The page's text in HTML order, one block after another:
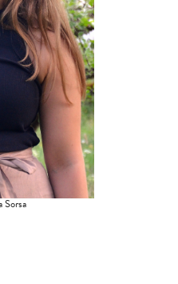
Sorsa